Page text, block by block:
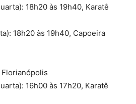
18h20 às 19h40, Karatê
18h20 às 19h40, Capoeira
16h00 às 17h20, Karatê